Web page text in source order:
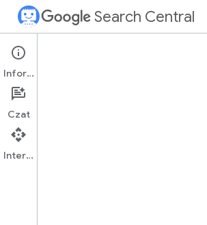
Search Central
Documentation
wyszukiwarki
Informacje
Czat
Interfejs API